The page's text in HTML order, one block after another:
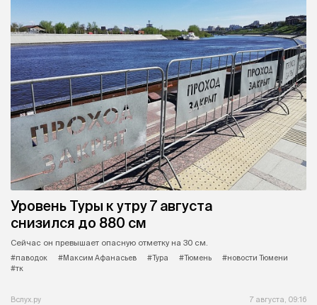
Уровень Туры к утру 7 августа
снизился до 880 см
Сейчас он превышает опасную отметку на 30 см.
#паводок
#Максим Афанасьев #Тура #Тюмень
#новости Тюмени
#тк
Вслух.ру 7 августа, 09:16